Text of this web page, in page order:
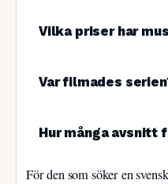
Vilka priser har
Var filmades
Hur många avsnitt
För den som söker en